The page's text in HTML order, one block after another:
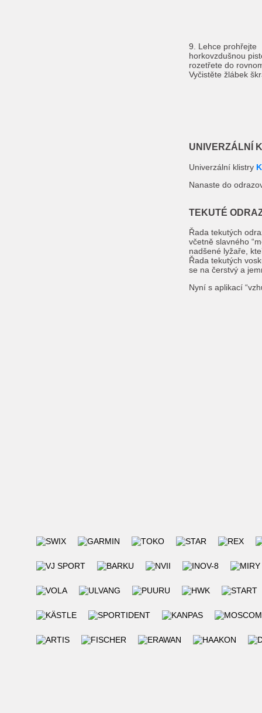
9. Lehce prohřejte
horkovzdušnou
rozetřete do
Vyčistěte žlábek
UNIVERZÁLNÍ
Univerzální klistry
Nanaste do
TEKUTÉ
Řada tekutých
včetně slavného
nadšené lyžaře,
Řada tekutých
se na čerstvý a
Nyní s aplikací